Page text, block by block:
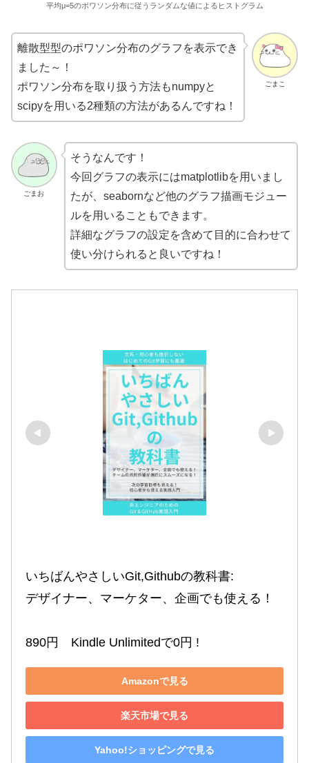
平均μ=5のポワソン分布に従うランダムな値によるヒストグラム
ごまこ
離散型型のポワソン分布のグラフを表示でき
ました～！
ポワソン分布を取り扱う方法もnumpyと
scipyを用いる2種類の方法があるんですね！
ごまお
そうなんです！
今回グラフの表示にはmatplotlibを用いまし
たが、seabornなど他のグラフ描画モジュー
ルを用いることもできます。
詳細なグラフの設定を含めて目的に合わせて
使い分けられると良いですね！
いちばんやさしいGit,Githubの教科書:
デザイナー、マーケター、企画でも使える！
890円　Kindle Unlimitedで0円 !
Amazonで見る
楽天市場で見る
Yahoo!ショッピングで見る